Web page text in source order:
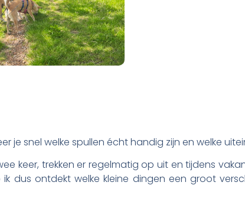
je snel welke spullen écht handig zijn en welke
keer, trekken er regelmatig op uit en tijdens
dus ontdekt welke kleine dingen een groot